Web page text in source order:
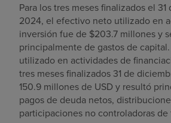
Para los tres meses finalizados el 31
2024, el efectivo neto utilizado en
inversión fue de $203.7 millonesy
principalmente de gastos de
utilizado en actividades de
tres meses finalizados 31 de
150.9 millones de USDy resultó
pagos de deuda netos,
participaciones no controladoras de